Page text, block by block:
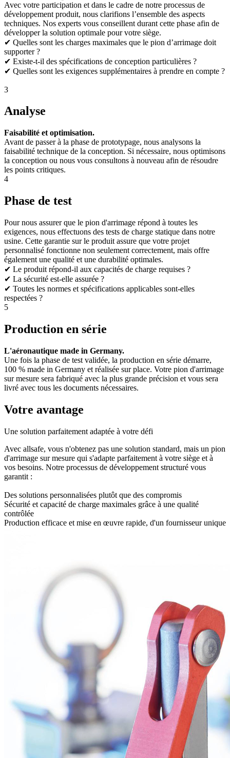
Avec votre participation et dans le cadre de notre processus de
développement produit, nous clarifions l’ensemble des aspects
techniques. Nos experts vous conseillent durant cette phase afin de
développer la solution optimale pour votre siège.
✔ Quelles sont les charges maximales que le pion d’arrimage doit
supporter ?
✔ Existe-t-il des spécifications de conception particulières ?
✔ Quelles sont les exigences supplémentaires à prendre en compte ?
3
Analyse
Faisabilité et optimisation.
Avant de passer à la phase de prototypage, nous analysons la
faisabilité technique de la conception. Si nécessaire, nous optimisons
la conception ou nous vous consultons à nouveau afin de résoudre
les points critiques.
4
Phase de test
Pour nous assurer que le pion d'arrimage répond à toutes les
exigences, nous effectuons des tests de charge statique dans notre
usine. Cette garantie sur le produit assure que votre projet
personnalisé fonctionne non seulement correctement, mais offre
également une qualité et une durabilité optimales.
✔ Le produit répond-il aux capacités de charge requises ?
✔ La sécurité est-elle assurée ?
✔ Toutes les normes et spécifications applicables sont-elles
respectées ?
5
Production en série
L'aéronautique made in Germany.
Une fois la phase de test validée, la production en série démarre,
100 % made in Germany et réalisée sur place. Votre pion d'arrimage
sur mesure sera fabriqué avec la plus grande précision et vous sera
livré avec tous les documents nécessaires.
Votre avantage
Une solution parfaitement adaptée à votre défi
Avec allsafe, vous n'obtenez pas une solution standard, mais un pion
d'arrimage sur mesure qui s'adapte parfaitement à votre siège et à
vos besoins. Notre processus de développement structuré vous
garantit :
Des solutions personnalisées plutôt que des compromis
Sécurité et capacité de charge maximales grâce à une qualité
contrôlée
Production efficace et mise en œuvre rapide, d'un fournisseur unique